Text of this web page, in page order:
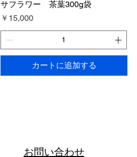
サフラワー 茶葉300g袋
価格
￥15,000
カートに追加する
お問い合わせ